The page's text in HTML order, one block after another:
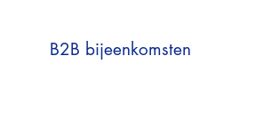
B2B bijeenkomsten